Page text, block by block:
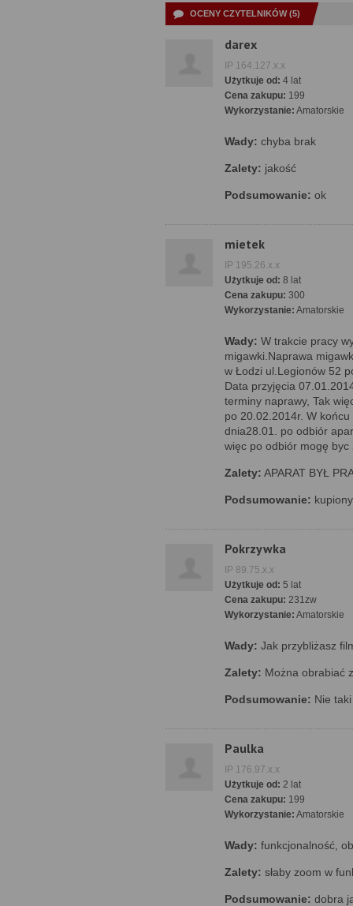
OCENY CZYTELNIKÓW (5)
darex
IP 164.127.x.x
Użytkuje od: 4 lat
Cena zakupu: 199
Wykorzystanie: Amatorskie
Wady: chyba brak
Zalety: jakość
Podsumowanie: ok
mietek
IP 195.26.x.x
Użytkuje od: 8 lat
Cena zakupu: 300
Wykorzystanie: Amatorskie
Wady: W trakcie pracy
migawki.Naprawa
w Łodzi ul.Legionów 52
Data przyjęcia
terminy naprawy, Tak
po 20.02.2014r. W
dnia28.01. po odbiór
więc po odbiór mogę byc
Zalety: APARAT BYŁ
Podsumowanie:
Pokrzywka
IP 89.75.x.x
Użytkuje od: 5 lat
Cena zakupu: 231zw
Wykorzystanie: Amatorskie
Wady: Jak przybliżasz
Zalety: Można obrabiać
Podsumowanie: Nie taki
Paulka
IP 176.97.x.x
Użytkuje od: 2 lat
Cena zakupu: 199
Wykorzystanie: Amatorskie
Wady: funkcjonalność,
Zalety: słaby zoom w
Podsumowanie: dobra